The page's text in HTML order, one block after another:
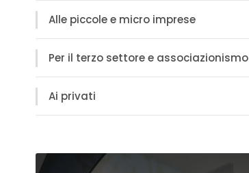
Alle piccole e micro imprese
Per il terzo settore e associazionismo
Ai privati